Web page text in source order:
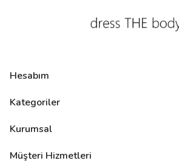
Hesabım
Kategoriler
Kurumsal
Müşteri Hizmetleri